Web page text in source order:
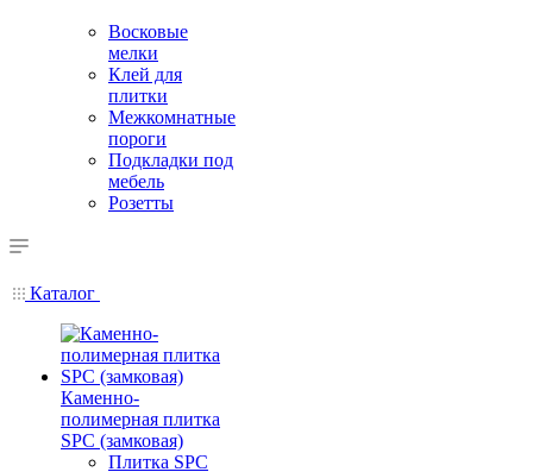
Восковые
мелки
Клей для
плитки
Межкомнатные
пороги
Подкладки под
мебель
Розетты
Каталог
Каменно-
полимерная плитка
SPC (замковая)
Плитка SPC